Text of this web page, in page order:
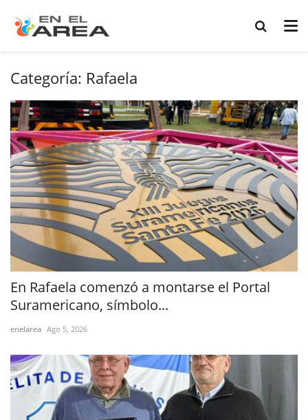
Categoría: Rafaela
En Rafaela comenzó a montarse el Portal
Suramericano, símbolo...
enelarea Ago 5, 2026